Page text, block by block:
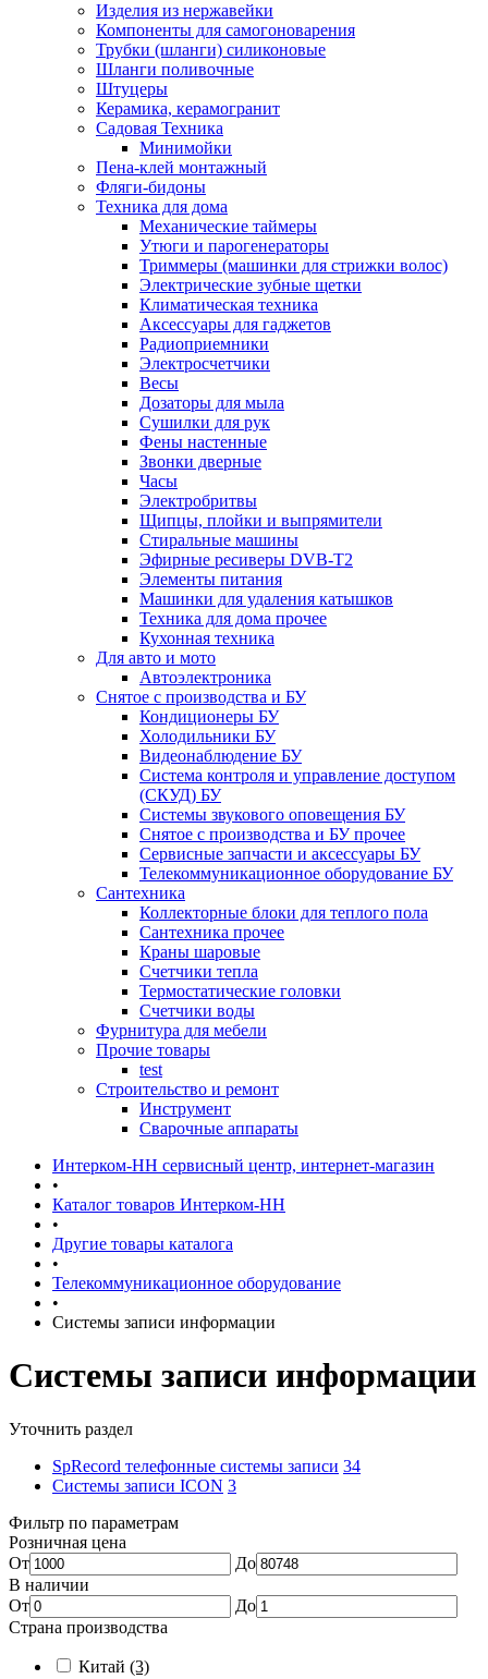
Изделия из нержавейки
Компоненты для самогоноварения
Трубки (шланги) силиконовые
Шланги поливочные
Штуцеры
Керамика, керамогранит
Садовая Техника
Минимойки
Пена-клей монтажный
Фляги-бидоны
Техника для дома
Механические таймеры
Утюги и парогенераторы
Триммеры (машинки для стрижки волос)
Электрические зубные щетки
Климатическая техника
Аксессуары для гаджетов
Радиоприемники
Электросчетчики
Весы
Дозаторы для мыла
Сушилки для рук
Фены настенные
Звонки дверные
Часы
Электробритвы
Щипцы, плойки и выпрямители
Стиральные машины
Эфирные ресиверы DVB-T2
Элементы питания
Машинки для удаления катышков
Техника для дома прочее
Кухонная техника
Для авто и мото
Автоэлектроника
Снятое с производства и БУ
Кондиционеры БУ
Холодильники БУ
Видеонаблюдение БУ
Система контроля и управление доступом
(СКУД) БУ
Системы звукового оповещения БУ
Снятое с производства и БУ прочее
Сервисные запчасти и аксессуары БУ
Телекоммуникационное оборудование БУ
Сантехника
Коллекторные блоки для теплого пола
Сантехника прочее
Краны шаровые
Счетчики тепла
Термоcтатические головки
Счетчики воды
Фурнитура для мебели
Прочие товары
test
Строительство и ремонт
Инструмент
Сварочные аппараты
Интерком-НН сервисный центр, интернет-магазин
•
Каталог товаров Интерком-НН
•
Другие товары каталога
•
Телекоммуникационное оборудование
•
Системы записи информации
Системы записи информации
Уточнить раздел
SpRecord телефонные системы записи 34
Системы записи ICON 3
Фильтр по параметрам
Розничная цена
От
До
В наличии
От
До
Страна производства
Китай (3)